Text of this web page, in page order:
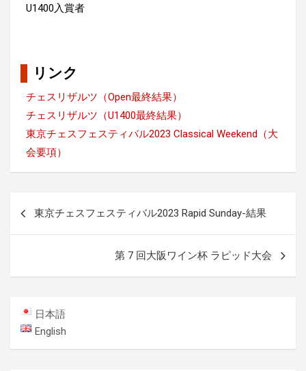
U1400入賞者
リンク
チェスリザルツ（Open最終結果）
チェスリザルツ（U1400最終結果）
東京チェスフェスティバル2023 Classical Weekend（大
会要項）
ー
シ
ョ
東京チェスフェスティバル2023 Rapid Sunday-結果
第 7 回大阪ワイン杯 ラピッド大会
日本語
English